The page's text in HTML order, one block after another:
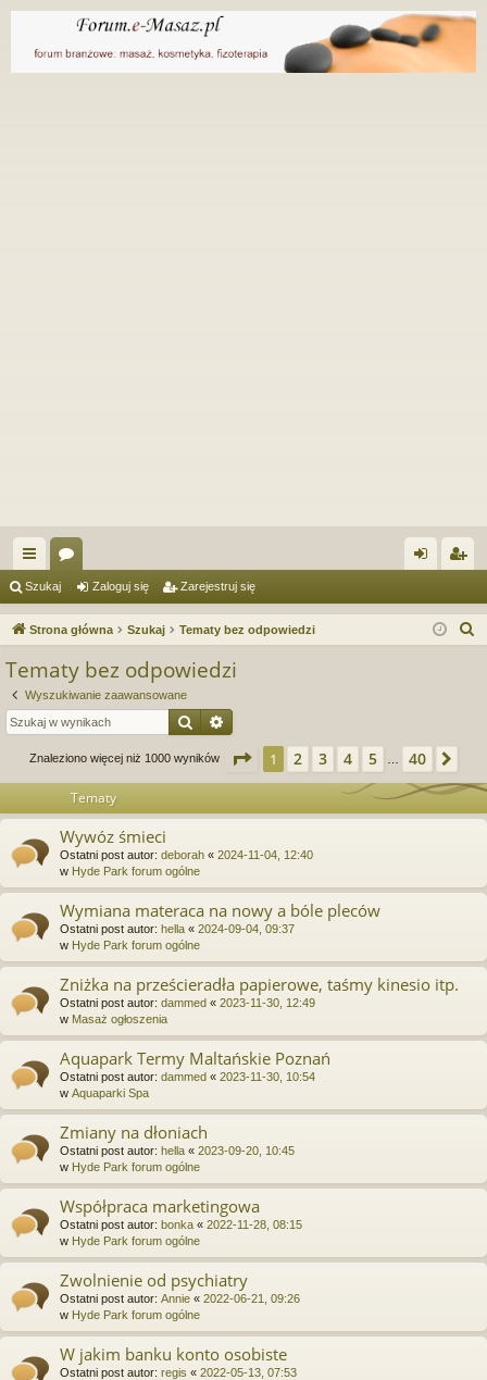
ię
ce
or
a og ej
si
ę
Szukaj Zaloguj się Zarejestruj się
Strona główna Szukaj Tematy bez odpowiedzi
Tematy bez odpowiedzi
Wyszukiwanie zaawansowane
SzukajWyszukiwanie zaawansowane
Znaleziono więcej niż 1000 wyników Strona z 40
1 2 3 4 5 40
Tematy
Wywóz śmieci
Ostatni post autor: deborah « 2024-11-04, 12:40
w Hyde Park forum ogólne
Wymiana materaca na nowy a bóle pleców
Ostatni post autor: hella « 2024-09-04, 09:37
w Hyde Park forum ogólne
Zniżka na prześcieradła papierowe, taśmy kinesio itp.
Ostatni post autor: dammed « 2023-11-30, 12:49
w Masaż ogłoszenia
Aquapark Termy Maltańskie Poznań
Ostatni post autor: dammed « 2023-11-30, 10:54
w Aquaparki Spa
Zmiany na dłoniach
Ostatni post autor: hella « 2023-09-20, 10:45
w Hyde Park forum ogólne
Współpraca marketingowa
Ostatni post autor: bonka « 2022-11-28, 08:15
w Hyde Park forum ogólne
Zwolnienie od psychiatry
Ostatni post autor: Annie « 2022-06-21, 09:26
w Hyde Park forum ogólne
W jakim banku konto osobiste
Ostatni post autor: regis « 2022-05-13, 07:53